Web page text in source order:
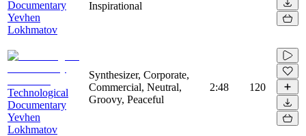
Documentary
Yevhen
Lokhmatov
Inspirational
Technological
Documentary
Yevhen
Lokhmatov
Synthesizer, Corporate,
Commercial, Neutral,
Groovy, Peaceful
2:48 120